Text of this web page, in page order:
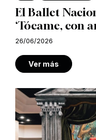
El Ballet
‘Tócame, con
26/06/2026
Ver más